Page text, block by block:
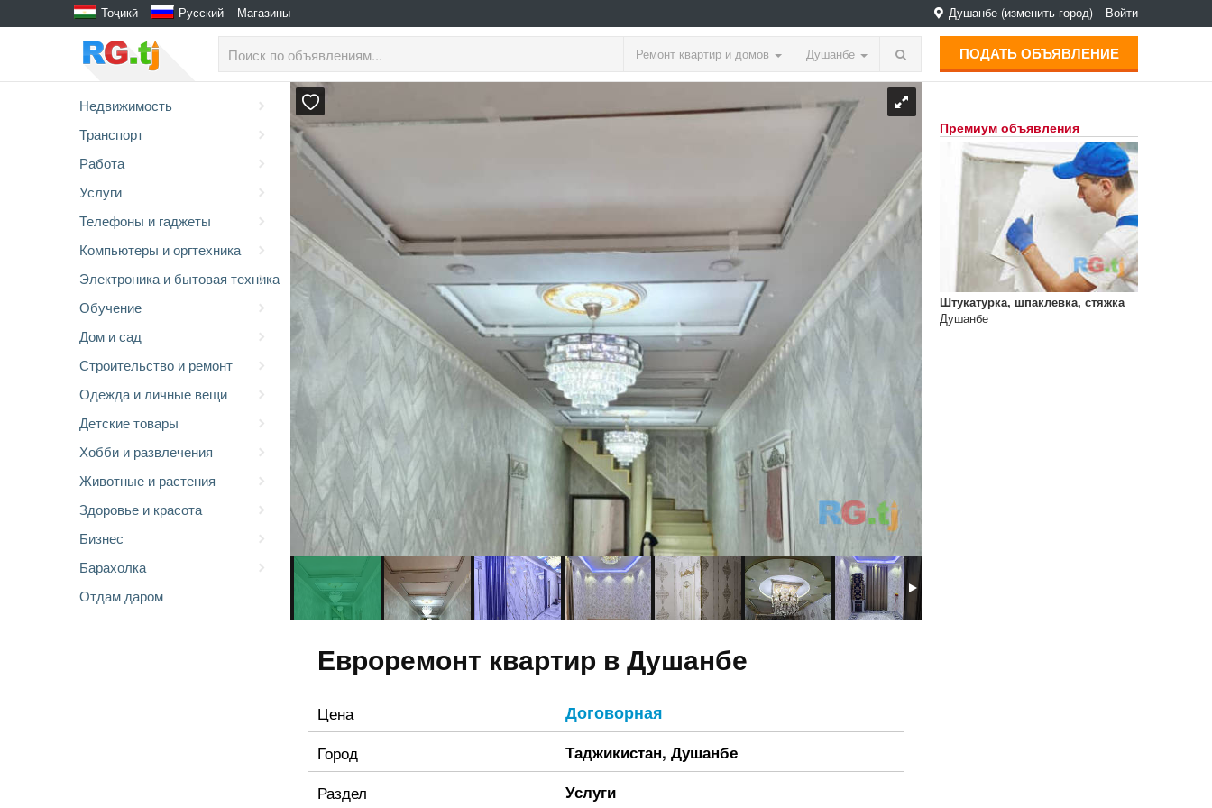
Тоҷикӣ Русский Магазины Душанбе (изменить город) Войти
Ремонт квартир и домов Душанбе ПОДАТЬ ОБЪЯВЛЕНИЕ
Недвижимость
Транспорт
Работа
Услуги
Телефоны и гаджеты
Компьютеры и оргтехника
Электроника и бытовая техника
Обучение
Дом и сад
Строительство и ремонт
Одежда и личные вещи
Детские товары
Хобби и развлечения
Животные и растения
Здоровье и красота
Бизнес
Барахолка
Отдам даром
Евроремонт квартир в Душанбе
Цена Договорная
Город Таджикистан, Душанбе
Раздел Услуги
Премиум объявления
Штукатурка, шпаклевка, стяжка
Душанбе